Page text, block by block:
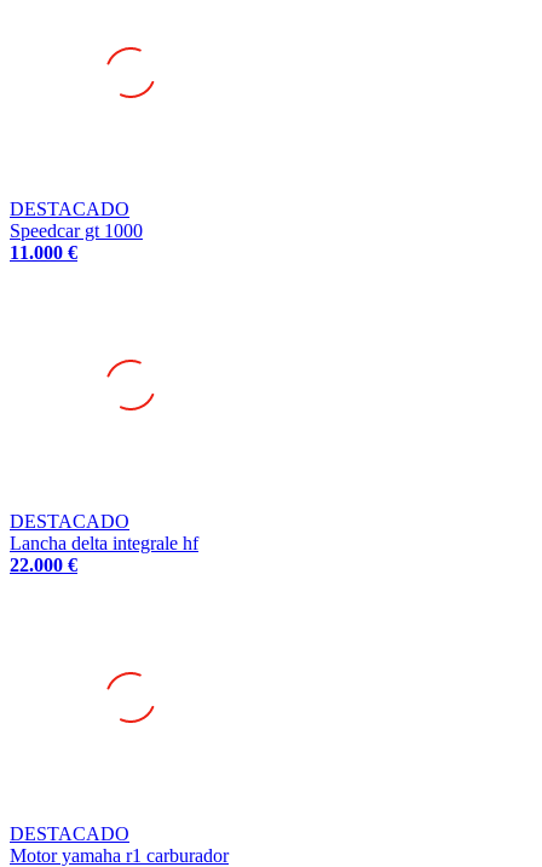
DESTACADO
Speedcar gt 1000
11.000 €
DESTACADO
Lancha delta integrale hf
22.000 €
DESTACADO
Motor yamaha r1 carburador